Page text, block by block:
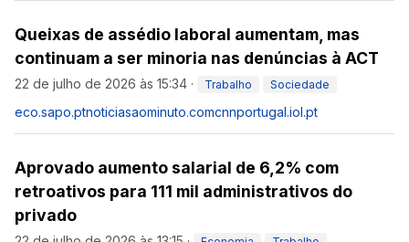
Queixas de assédio laboral aumentam, mas
continuam a ser minoria nas denúncias à ACT
22 de julho de 2026 às 15:34 · Trabalho Sociedade
eco.sapo.ptnoticiasaominuto.comcnnportugal.iol.pt
Aprovado aumento salarial de 6,2% com
retroativos para 111 mil administrativos do
privado